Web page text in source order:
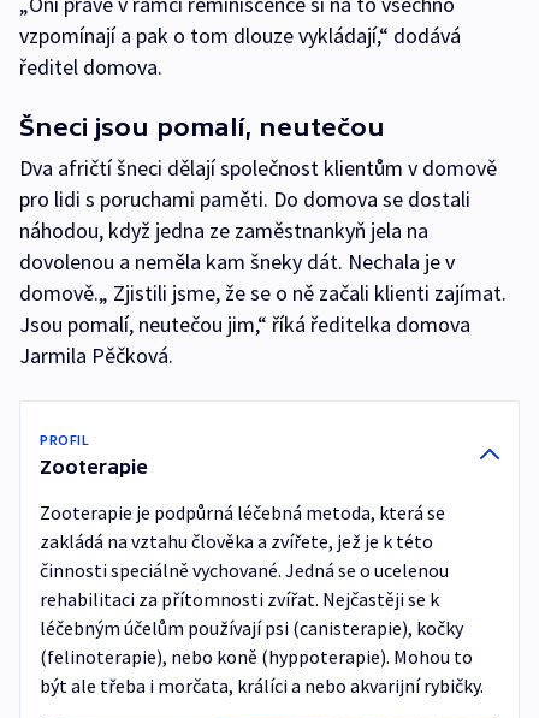
vzpomínají a pak o tom dlouze vykládají,“ dodává
ředitel domova.
Šneci jsou pomalí, neutečou
Dva afričtí šneci dělají společnost klientům v domově
pro lidi s poruchami paměti. Do domova se dostali
náhodou, když jedna ze zaměstnankyň jela na
dovolenou a neměla kam šneky dát. Nechala je v
domově.„ Zjistili jsme, že se o ně začali klienti zajímat.
Jsou pomalí, neutečou jim,“ říká ředitelka domova
Jarmila Pěčková.
PROFIL
Zooterapie
Zooterapie je podpůrná léčebná metoda, která se
zakládá na vztahu člověka a zvířete, jež je k této
činnosti speciálně vychované. Jedná se o ucelenou
rehabilitaci za přítomnosti zvířat. Nejčastěji se k
léčebným účelům používají psi (canisterapie), kočky
(felinoterapie), nebo koně (hyppoterapie). Mohou to
být ale třeba i morčata, králíci a nebo akvarijní rybičky.